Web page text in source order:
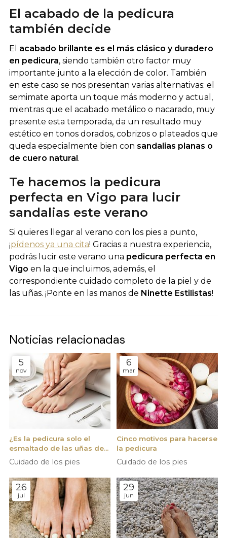
El acabado de la pedicura
también decide
El acabado brillante es el más clásico y duradero
en pedicura, siendo también otro factor muy
importante junto a la elección de color. También
en este caso se nos presentan varias alternativas: el
semimate aporta un toque más moderno y actual,
mientras que el acabado metálico o nacarado, muy
presente esta temporada, da un resultado muy
estético en tonos dorados, cobrizos o plateados que
queda especialmente bien con sandalias planas o
de cuero natural.
Te hacemos la pedicura
perfecta en Vigo para lucir
sandalias este verano
Si quieres llegar al verano con los pies a punto,
¡pídenos ya una cita! Gracias a nuestra experiencia,
podrás lucir este verano una pedicura perfecta en
Vigo en la que incluimos, además, el
correspondiente cuidado completo de la piel y de
las uñas. ¡Ponte en las manos de Ninette Estilistas!
Noticias relacionadas
5
nov
¿Es la pedicura solo el
esmaltado de las uñas de
los pies?
Cuidado de los pies
6
mar
Cinco motivos para hacerse
la pedicura
Cuidado de los pies
26
jul
29
jun